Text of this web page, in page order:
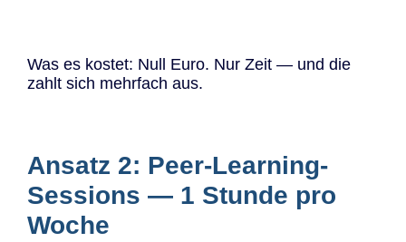
Was es kostet: Null Euro. Nur Zeit — und die
zahlt sich mehrfach aus.
Ansatz 2: Peer-Learning-
Sessions — 1 Stunde pro
Woche